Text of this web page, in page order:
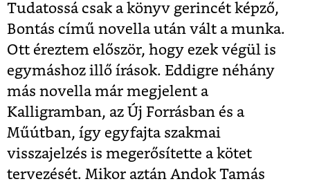
Tudatossá csak a könyv gerincét képző,
Bontás című novella után vált a munka.
Ott éreztem először, hogy ezek végül is
egymáshoz illő írások. Eddigre néhány
más novella már megjelent a
Kalligramban, az Új Forrásban és a
Műútban, így egyfajta szakmai
visszajelzés is megerősítette a kötet
tervezését. Mikor aztán Andok Tamás